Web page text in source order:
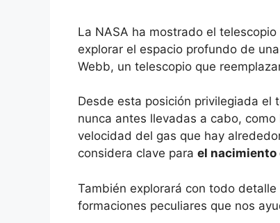
La NASA ha mostrado el
explorar el espacio profundo de
Webb, un telescopio que
Desde esta posición privilegiada el
nunca antes llevadas a cabo,
velocidad del gas que hay
considera clave para el nacimiento
También explorará con todo
formaciones peculiares que nos